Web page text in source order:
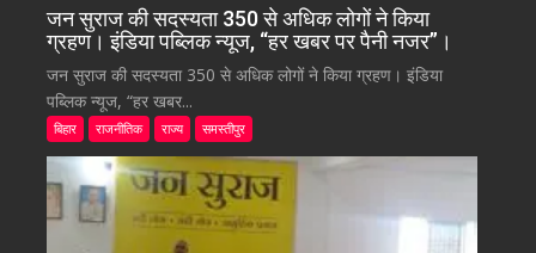
जन सुराज की सदस्यता 350 से अधिक लोगों ने किया
ग्रहण। इंडिया पब्लिक न्यूज, “हर खबर पर पैनी नजर”।
जन सुराज की सदस्यता 350 से अधिक लोगों ने किया ग्रहण। इंडिया
पब्लिक न्यूज, “हर खबर...
बिहार राजनीतिक राज्य समस्तीपुर